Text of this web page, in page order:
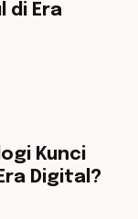
di Era
5 min read
Kunci
Digital?